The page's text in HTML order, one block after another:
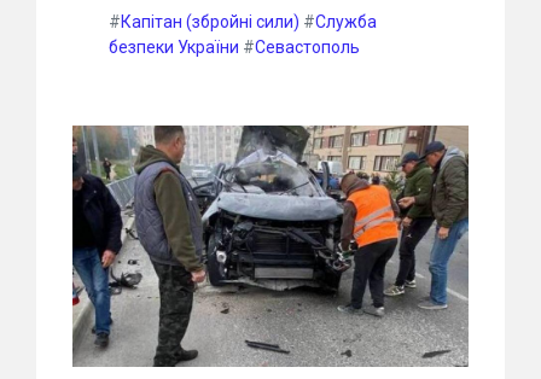
#Капітан (збройні сили) #Служба
безпеки України #Севастополь